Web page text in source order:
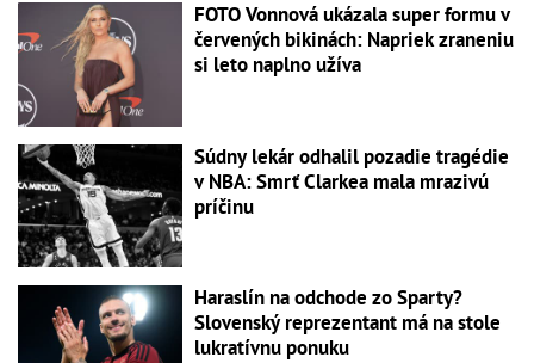
FOTO Vonnová ukázala super formu v
červených bikinách: Napriek zraneniu
si leto naplno užíva
Súdny lekár odhalil pozadie tragédie
v NBA: Smrť Clarkea mala mrazivú
príčinu
Haraslín na odchode zo Sparty?
Slovenský reprezentant má na stole
lukratívnu ponuku